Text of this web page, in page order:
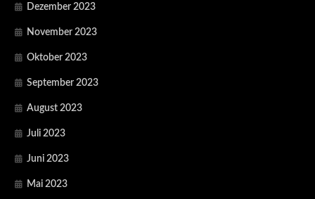
Dezember 2023
November 2023
Oktober 2023
September 2023
August 2023
Juli 2023
Juni 2023
Mai 2023